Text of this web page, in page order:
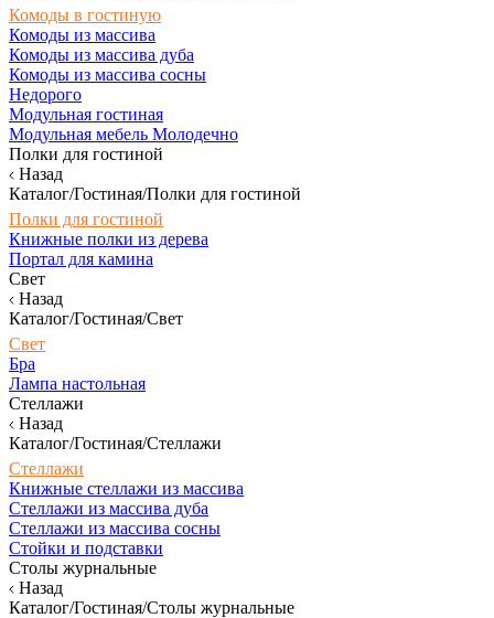
Комоды в гостиную
Комоды из массива
Комоды из массива дуба
Комоды из массива сосны
Недорого
Модульная гостиная
Модульная мебель Молодечно
Полки для гостиной
Назад
Каталог/Гостиная/Полки для гостиной
Полки для гостиной
Книжные полки из дерева
Портал для камина
Свет
Назад
Каталог/Гостиная/Свет
Свет
Бра
Лампа настольная
Стеллажи
Назад
Каталог/Гостиная/Стеллажи
Стеллажи
Книжные стеллажи из массива
Стеллажи из массива дуба
Стеллажи из массива сосны
Стойки и подставки
Столы журнальные
Назад
Каталог/Гостиная/Столы журнальные